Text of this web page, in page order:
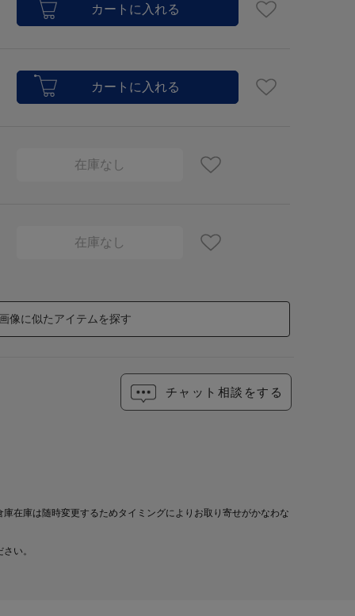
在庫なし
在庫なし
像に似たアイテムを探す
チャット相談をする
在庫は随時変更するためタイミングによりお取り寄せがかなわな
い。